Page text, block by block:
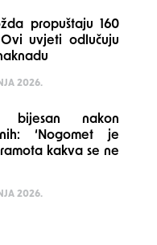
propuštaju 160
uvjeti odlučuju
2026.
bijesan nakon
‘Nogomet je
kakva se ne
2026.